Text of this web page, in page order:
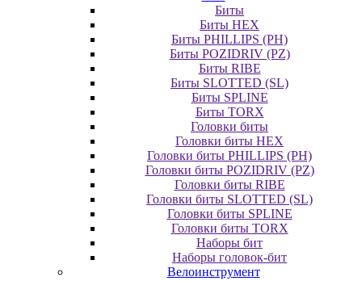
Биты
Биты HEX
Биты PHILLIPS (PH)
Биты POZIDRIV (PZ)
Биты RIBE
Биты SLOTTED (SL)
Биты SPLINE
Биты TORX
Головки биты
Головки биты HEX
Головки биты PHILLIPS (PH)
Головки биты POZIDRIV (PZ)
Головки биты RIBE
Головки биты SLOTTED (SL)
Головки биты SPLINE
Головки биты TORX
Наборы бит
Наборы головок-бит
Велоинструмент